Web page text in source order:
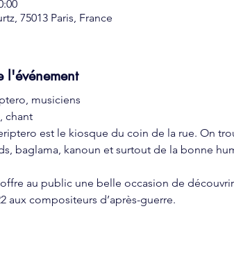
75013 Paris, France
l'événement
musiciens
chant
est le kiosque du coin de la rue. On
baglama, kanoun et surtout de la bonne
au public une belle occasion de
aux compositeurs d’après-guerre.